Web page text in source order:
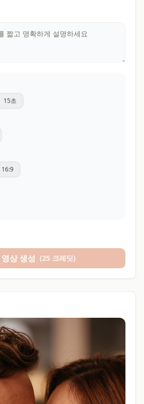
15초
16:9
영상 생성 (25 크레딧)